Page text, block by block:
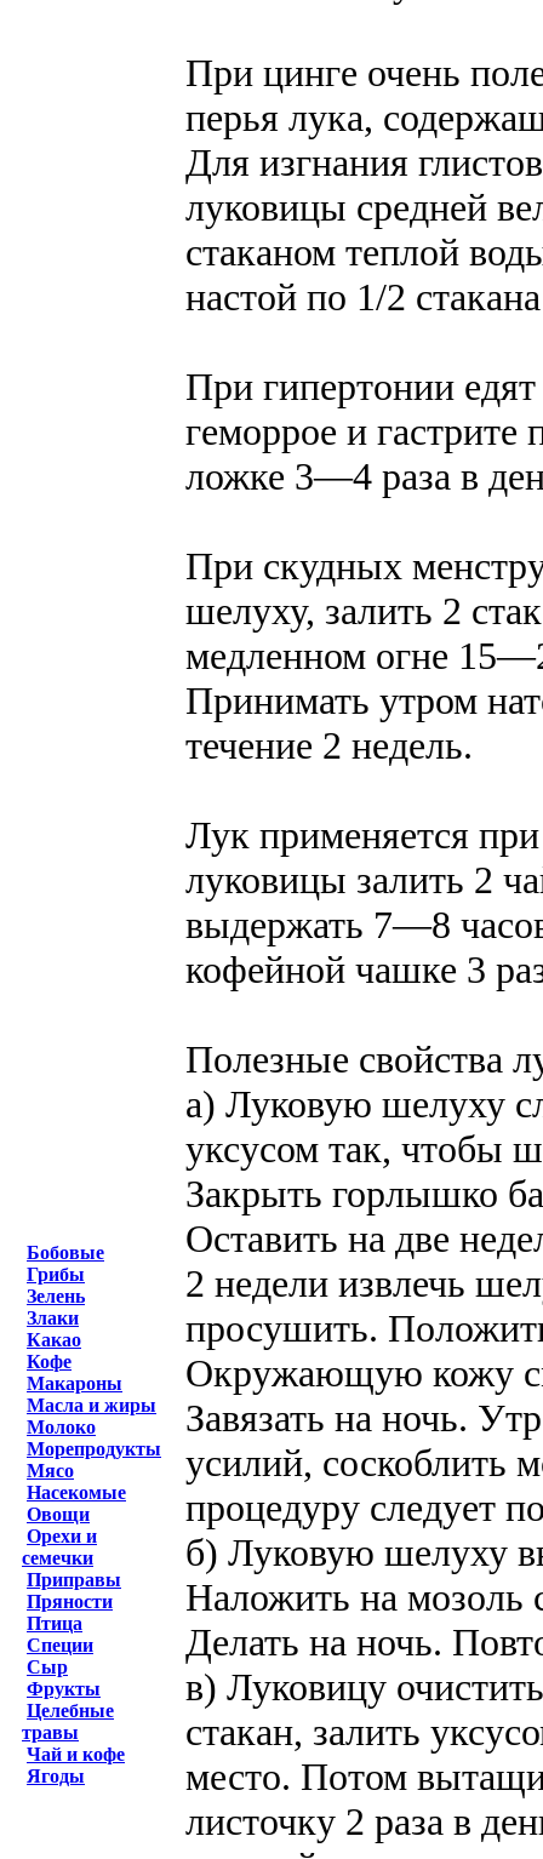
Бобовые
Грибы
Зелень
Злаки
Какао
Кофе
Макароны
Масла и жиры
Молоко
Морепродукты
Мясо
Насекомые
Овощи
Орехи и
семечки
Приправы
Пряности
Птица
Специи
Сыр
Фрукты
Целебные
травы
Чай и кофе
Ягоды
При цинге очень
перья лука,
Для изгнания
луковицы средней
стаканом теплой
настой по 1/2
При гипертонии
геморрое и гастрите
ложке 3—4 раза в
При скудных
шелуху, залить 2
медленном огне
Принимать утром
течение 2 недель.
Лук применяется
луковицы залить 2
выдержать 7—8
кофейной чашке 3
Полезные свойства
а) Луковую шелуху
уксусом так, чтобы
Закрыть горлышко
Оставить на две
2 недели извлечь
просушить.
Окружающую кожу
Завязать на ночь.
усилий, соскоблить
процедуру следует
б) Луковую шелуху
Наложить на мозоль
Делать на ночь.
в) Луковицу
стакан, залить
место. Потом
листочку 2 раза в